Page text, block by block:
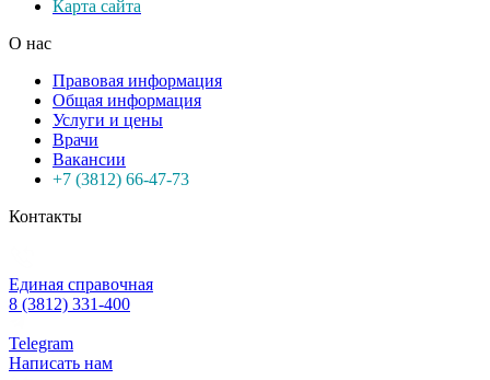
Карта сайта
О нас
Правовая информация
Общая информация
Услуги и цены
Врачи
Вакансии
+7 (3812) 66-47-73
Контакты
Единая справочная
8 (3812) 331-400
Telegram
Написать нам